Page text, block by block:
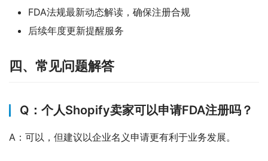
FDA法规最新动态解读，确保注册合规
后续年度更新提醒服务
四、常见问题解答
Q：个人Shopify卖家可以申请FDA注册吗？
A：可以，但建议以企业名义申请更有利于业务发展。